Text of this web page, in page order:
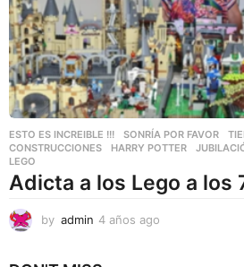
o
ESTO ES INCREIBLE !!! ,SONRÍA POR FAVOR ,
CONSTRUCCIONES
,HARRY POTTER ,
LEGO
Adicta a los Lego a los
by admin 4 años ago